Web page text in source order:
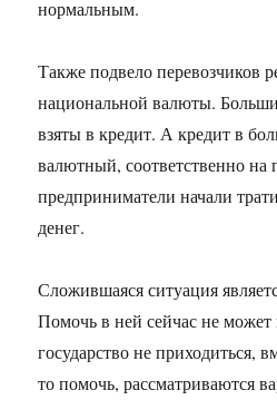
нормальным.
Также подвело перевозчиков
национальной валюты.
взяты в кредит. А кредит в
валютный, соответственно на
предприниматели начали
денег.
Сложившаяся ситуация
Помочь в ней сейчас не может
государство не приходиться,
то помочь, рассматриваются